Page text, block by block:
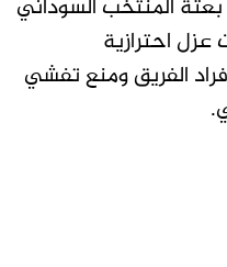
المنتخب السوداني
عزل احترازية
الفريق ومنع تفشي